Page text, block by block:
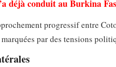
déjà conduit au Burkina
progressif entre
par des tensions